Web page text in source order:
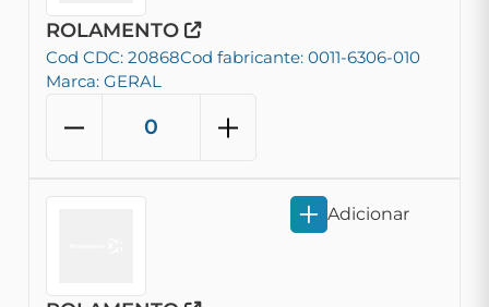
ROLAMENTO
Cod CDC: 20868Cod fabricante: 0011-6306-010
Marca: GERAL
Adicionar